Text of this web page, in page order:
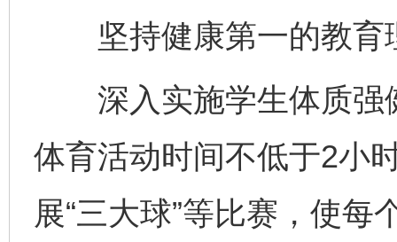
坚持健康第一的教育
深入实施学生体质强
体育活动时间不低于2小
展“三大球”等比赛，使